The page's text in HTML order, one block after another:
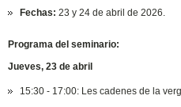
Fechas: 23 y 24 de abril de 2026.
Programa del seminario:
Jueves, 23 de abril
15:30 - 17:00: Les cadenes de la